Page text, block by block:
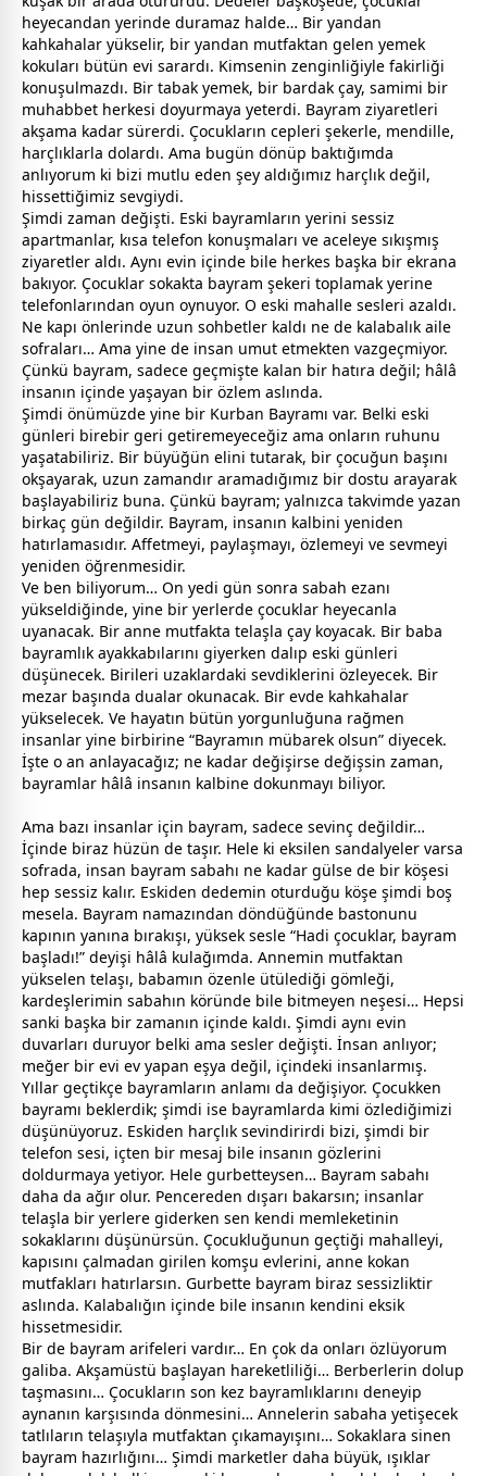
heyecandan yerinde duramaz halde… Bir yandan
kahkahalar yükselir, bir yandan mutfaktan gelen yemek
kokuları bütün evi sarardı. Kimsenin zenginliğiyle fakirliği
konuşulmazdı. Bir tabak yemek, bir bardak çay, samimi bir
muhabbet herkesi doyurmaya yeterdi. Bayram ziyaretleri
akşama kadar sürerdi. Çocukların cepleri şekerle, mendille,
harçlıklarla dolardı. Ama bugün dönüp baktığımda
anlıyorum ki bizi mutlu eden şey aldığımız harçlık değil,
hissettiğimiz sevgiydi.
Şimdi zaman değişti. Eski bayramların yerini sessiz
apartmanlar, kısa telefon konuşmaları ve aceleye sıkışmış
ziyaretler aldı. Aynı evin içinde bile herkes başka bir ekrana
bakıyor. Çocuklar sokakta bayram şekeri toplamak yerine
telefonlarından oyun oynuyor. O eski mahalle sesleri azaldı.
Ne kapı önlerinde uzun sohbetler kaldı ne de kalabalık aile
sofraları… Ama yine de insan umut etmekten vazgeçmiyor.
Çünkü bayram, sadece geçmişte kalan bir hatıra değil; hâlâ
insanın içinde yaşayan bir özlem aslında.
Şimdi önümüzde yine bir Kurban Bayramı var. Belki eski
günleri birebir geri getiremeyeceğiz ama onların ruhunu
yaşatabiliriz. Bir büyüğün elini tutarak, bir çocuğun başını
okşayarak, uzun zamandır aramadığımız bir dostu arayarak
başlayabiliriz buna. Çünkü bayram; yalnızca takvimde yazan
birkaç gün değildir. Bayram, insanın kalbini yeniden
hatırlamasıdır. Affetmeyi, paylaşmayı, özlemeyi ve sevmeyi
yeniden öğrenmesidir.
Ve ben biliyorum… On yedi gün sonra sabah ezanı
yükseldiğinde, yine bir yerlerde çocuklar heyecanla
uyanacak. Bir anne mutfakta telaşla çay koyacak. Bir baba
bayramlık ayakkabılarını giyerken dalıp eski günleri
düşünecek. Birileri uzaklardaki sevdiklerini özleyecek. Bir
mezar başında dualar okunacak. Bir evde kahkahalar
yükselecek. Ve hayatın bütün yorgunluğuna rağmen
insanlar yine birbirine “Bayramın mübarek olsun” diyecek.
İşte o an anlayacağız; ne kadar değişirse değişsin zaman,
bayramlar hâlâ insanın kalbine dokunmayı biliyor.
Ama bazı insanlar için bayram, sadece sevinç değildir…
İçinde biraz hüzün de taşır. Hele ki eksilen sandalyeler varsa
sofrada, insan bayram sabahı ne kadar gülse de bir köşesi
hep sessiz kalır. Eskiden dedemin oturduğu köşe şimdi boş
mesela. Bayram namazından döndüğünde bastonunu
kapının yanına bırakışı, yüksek sesle “Hadi çocuklar, bayram
başladı!” deyişi hâlâ kulağımda. Annemin mutfaktan
yükselen telaşı, babamın özenle ütülediği gömleği,
kardeşlerimin sabahın köründe bile bitmeyen neşesi… Hepsi
sanki başka bir zamanın içinde kaldı. Şimdi aynı evin
duvarları duruyor belki ama sesler değişti. İnsan anlıyor;
meğer bir evi ev yapan eşya değil, içindeki insanlarmış.
Yıllar geçtikçe bayramların anlamı da değişiyor. Çocukken
bayramı beklerdik; şimdi ise bayramlarda kimi özlediğimizi
düşünüyoruz. Eskiden harçlık sevindirirdi bizi, şimdi bir
telefon sesi, içten bir mesaj bile insanın gözlerini
doldurmaya yetiyor. Hele gurbetteysen… Bayram sabahı
daha da ağır olur. Pencereden dışarı bakarsın; insanlar
telaşla bir yerlere giderken sen kendi memleketinin
sokaklarını düşünürsün. Çocukluğunun geçtiği mahalleyi,
kapısını çalmadan girilen komşu evlerini, anne kokan
mutfakları hatırlarsın. Gurbette bayram biraz sessizliktir
aslında. Kalabalığın içinde bile insanın kendini eksik
hissetmesidir.
Bir de bayram arifeleri vardır… En çok da onları özlüyorum
galiba. Akşamüstü başlayan hareketliliği… Berberlerin dolup
taşmasını… Çocukların son kez bayramlıklarını deneyip
aynanın karşısında dönmesini… Annelerin sabaha yetişecek
tatlıların telaşıyla mutfaktan çıkamayışını… Sokaklara sinen
bayram hazırlığını… Şimdi marketler daha büyük, ışıklar